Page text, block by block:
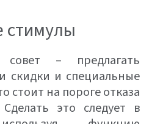
стимулы
– предлагать
скидки и специальные
стоит на пороге отказа
это следует в